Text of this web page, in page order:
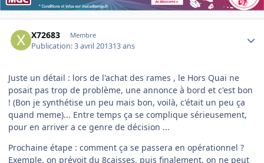
X72683 Membre
Publication:3 avril 201313 ans
Juste un détail : lors de l'achat des rames , le Hors Quai ne
posait pas trop de problème, une annonce à bord et c'est bon
! (Bon je synthétise un peu mais bon, voilà, c'était un peu ça
quand meme)... Entre temps ça se complique sérieusement,
pour en arriver a ce genre de décision ...
Prochaine étape : comment ça se passera en opérationnel ?
Exemple, on prévoit du 8caisses, puis finalement, on ne peut